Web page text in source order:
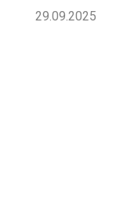
29.09.2025